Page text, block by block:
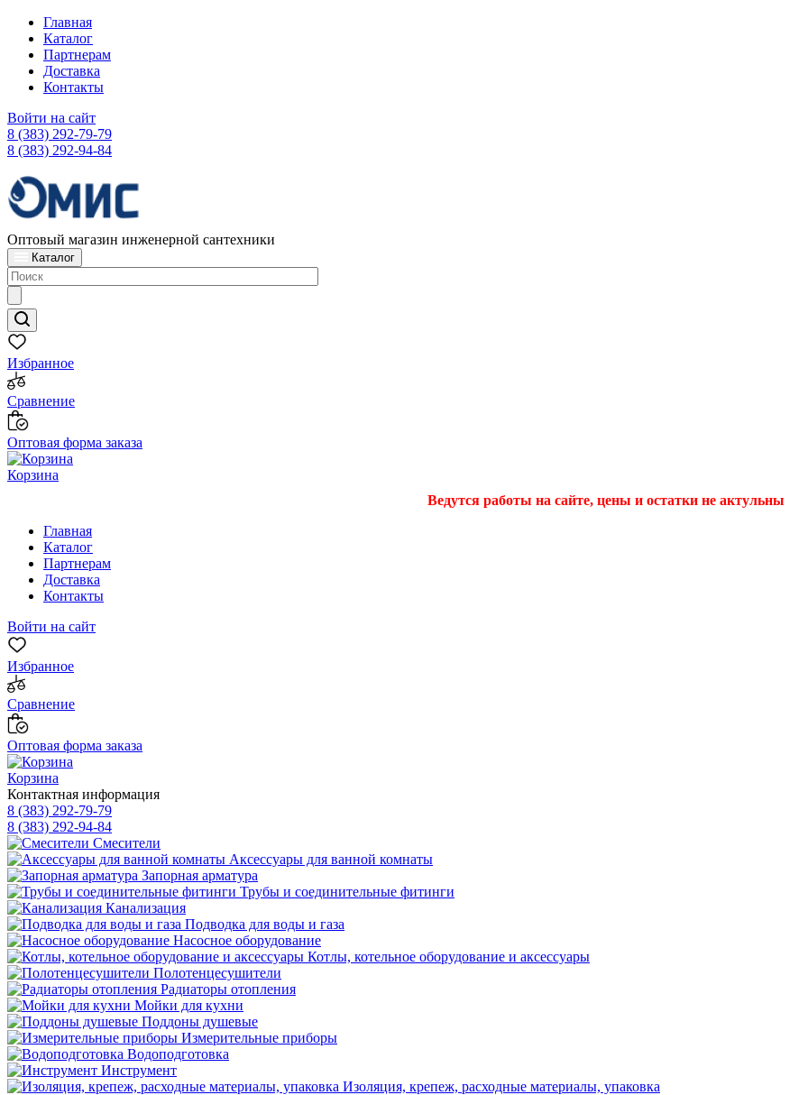
Главная
Каталог
Партнерам
Доставка
Контакты
Войти на сайт
8 (383) 292-79-79
8 (383) 292-94-84
Оптовый магазин инженерной сантехники
Каталог
Избранное
Сравнение
Оптовая форма заказа
Корзина
Ведутся работы на сайте, цены и остатки не актульны
Главная
Каталог
Партнерам
Доставка
Контакты
Войти на сайт
Избранное
Сравнение
Оптовая форма заказа
Корзина
Контактная информация
8 (383) 292-79-79
8 (383) 292-94-84
Смесители
Аксессуары для ванной комнаты
Запорная арматура
Трубы и соединительные фитинги
Канализация
Подводка для воды и газа
Насосное оборудование
Котлы, котельное оборудование и аксессуары
Полотенцесушители
Радиаторы отопления
Мойки для кухни
Поддоны душевые
Измерительные приборы
Водоподготовка
Инструмент
Изоляция, крепеж, расходные материалы, упаковка